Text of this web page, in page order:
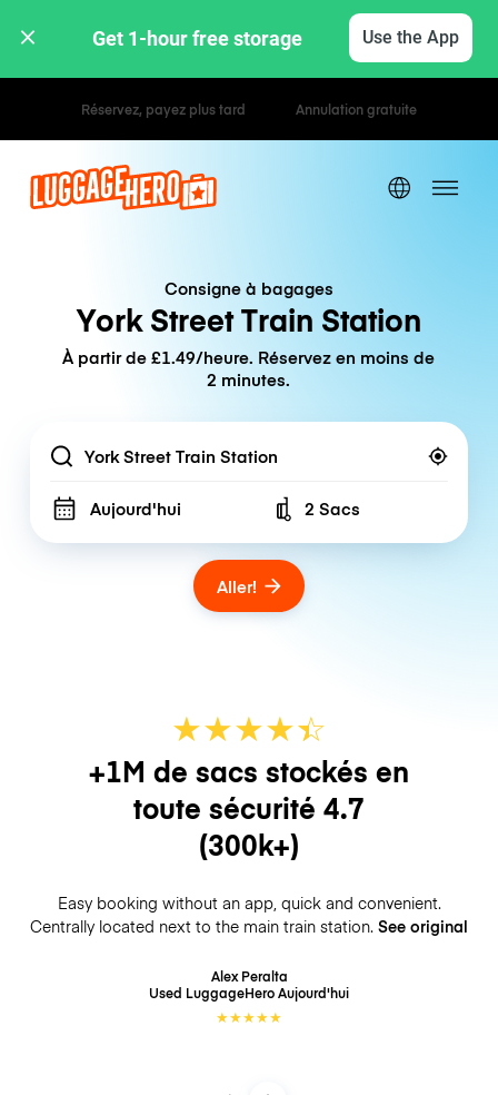
Get 1-hour free storage Use the App
Tarifs horaires / journaliers
Consigne à bagages
York Street Train Station
À partir de £1.49/heure. Réservez en moins de
2 minutes.
Location
Aujourd'hui Number of bags
2 Sacs
Aller!
★★★★☆
★
+1M de sacs stockés en
toute sécurité 4.7
(300k+)
Easy booking without an app, quick and convenient.
Centrally located next to the main train station. See original
Alex Peralta
Used LuggageHeroAujourd'hui
★★★★★